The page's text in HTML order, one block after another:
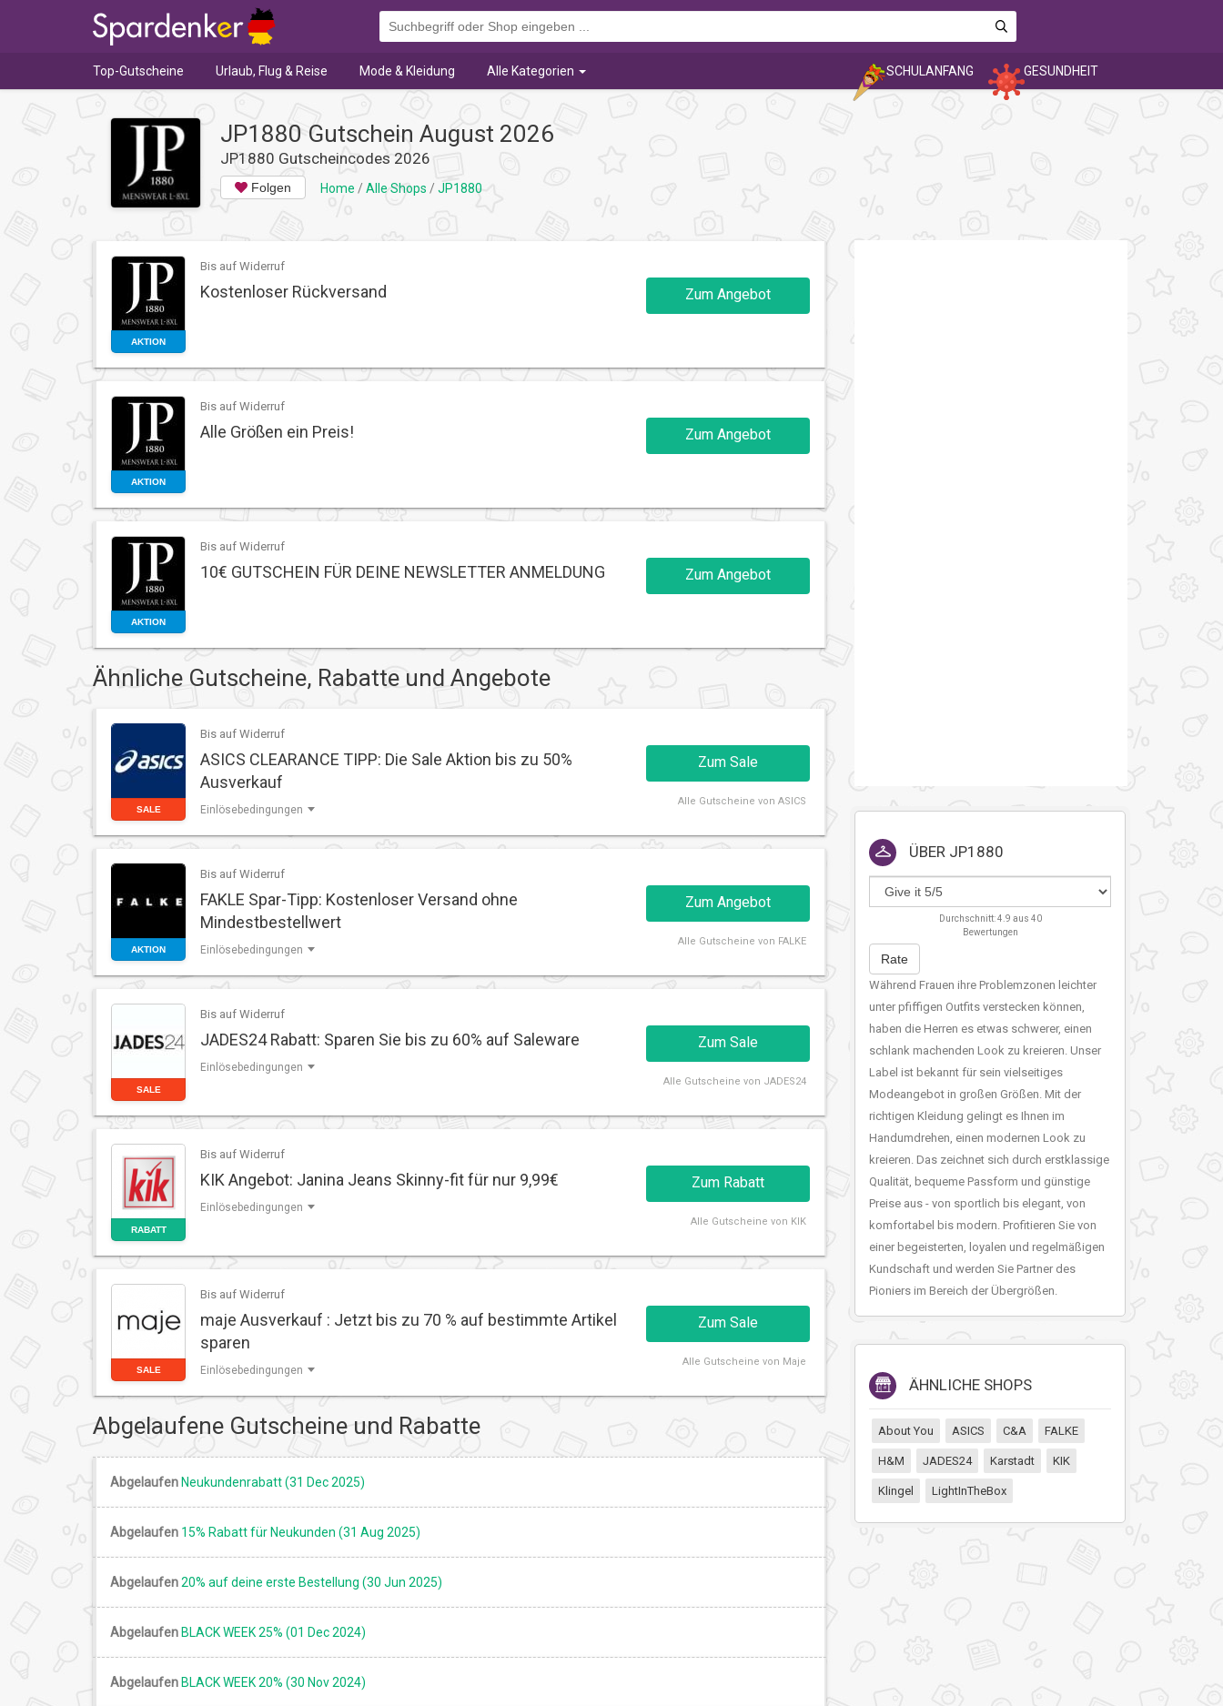
Top-Gutscheine Urlaub, Flug & Reise Mode & Kleidung Alle Kategorien GESUNDHEIT
SCHULANFANG
JP1880 Gutschein August 2026
JP1880 Gutscheincodes 2026
Folgen Home / Alle Shops / JP1880
AKTION
Bis auf Widerruf
Kostenloser Rückversand Zum Angebot
AKTION
Bis auf Widerruf
Alle Größen ein Preis! Zum Angebot
AKTION
Bis auf Widerruf
10€ GUTSCHEIN FÜR DEINE NEWSLETTER ANMELDUNG Zum Angebot
Ähnliche Gutscheine, Rabatte und Angebote
SALE
Bis auf Widerruf
ASICS CLEARANCE TIPP: Die Sale Aktion bis zu 50%
Ausverkauf
Einlösebedingungen
Zum Sale
Alle Gutscheine von ASICS
AKTION
Bis auf Widerruf
FAKLE Spar-Tipp: Kostenloser Versand ohne
Mindestbestellwert
Einlösebedingungen
Zum Angebot
Alle Gutscheine von FALKE
SALE
Bis auf Widerruf
JADES24 Rabatt: Sparen Sie bis zu 60% auf Saleware
Einlösebedingungen
Zum Sale
Alle Gutscheine von JADES24
RABATT
Bis auf Widerruf
KIK Angebot: Janina Jeans Skinny-fit für nur 9,99€
Einlösebedingungen
Zum Rabatt
Alle Gutscheine von KIK
SALE
Bis auf Widerruf
maje Ausverkauf : Jetzt bis zu 70 % auf bestimmte Artikel
sparen
Einlösebedingungen
Zum Sale
Alle Gutscheine von Maje
Abgelaufene Gutscheine und Rabatte
Abgelaufen Neukundenrabatt (31 Dec 2025)
Abgelaufen 15% Rabatt für Neukunden (31 Aug 2025)
Abgelaufen20% auf deine erste Bestellung (30 Jun 2025)
Abgelaufen BLACK WEEK 25% (01 Dec 2024)
Abgelaufen BLACK WEEK 20% (30 Nov 2024)
ÜBER JP1880
Durchschnitt:4.9 aus 40
Bewertungen
Rate
Während Frauen ihre Problemzonen leichter
unter pfiffigen Outfits verstecken können,
haben die Herren es etwas schwerer, einen
schlank machenden Look zu kreieren. Unser
Label ist bekannt für sein vielseitiges
Modeangebot in großen Größen. Mit der
richtigen Kleidung gelingt es Ihnen im
Handumdrehen, einen modernen Look zu
kreieren. Das zeichnet sich durch erstklassige
Qualität, bequeme Passform und günstige
Preise aus - von sportlich bis elegant, von
komfortabel bis modern. Profitieren Sie von
einer begeisterten, loyalen und regelmäßigen
Kundschaft und werden Sie Partner des
Pioniers im Bereich der Übergrößen.
ÄHNLICHE SHOPS
About You ASICS C&A FALKE
H&M JADES24 Karstadt KIK
Klingel LightInTheBox